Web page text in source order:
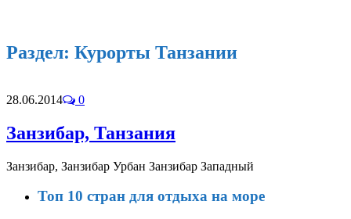
Раздел: Курорты Танзании
28.06.2014 0
Занзибар, Танзания
Занзибар, Занзибар Урбан Занзибар Западный
Топ 10 стран для отдыха на море